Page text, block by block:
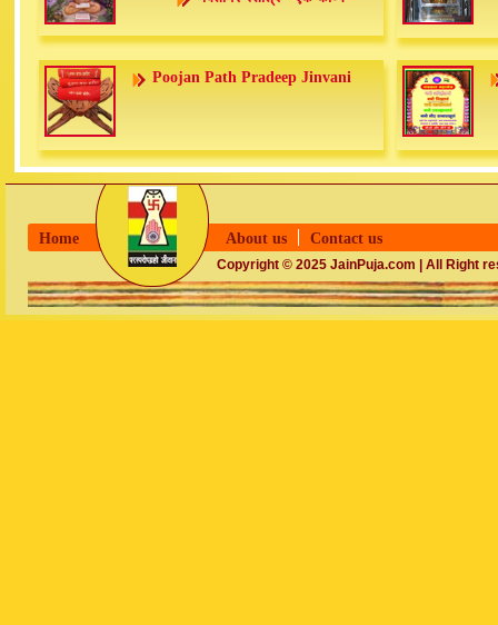
Poojan Path Pradeep Jinvani
Home About us Contact us
Copyright © 2025 JainPuja.com | All Right